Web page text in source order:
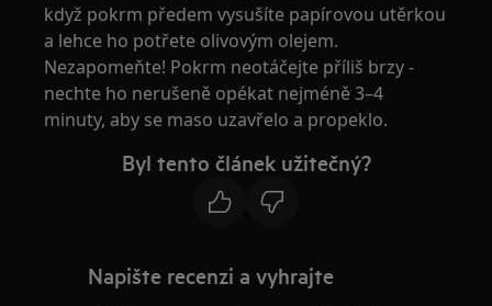
když pokrm předem vysušíte papírovou utěrkou
a lehce ho potřete olivovým olejem.
Nezapomeňte! Pokrm neotáčejte příliš brzy -
nechte ho nerušeně opékat nejméně 3–4
minuty, aby se maso uzavřelo a propeklo.
Byl tento článek užitečný?
Napište recenzi a vyhrajte